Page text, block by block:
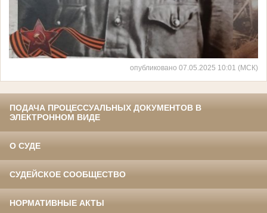
опубликовано 07.05.2025 10:01 (МСК)
ПОДАЧА ПРОЦЕССУАЛЬНЫХ ДОКУМЕНТОВ В
ЭЛЕКТРОННОМ ВИДЕ
О СУДЕ
СУДЕЙСКОЕ СООБЩЕСТВО
НОРМАТИВНЫЕ АКТЫ